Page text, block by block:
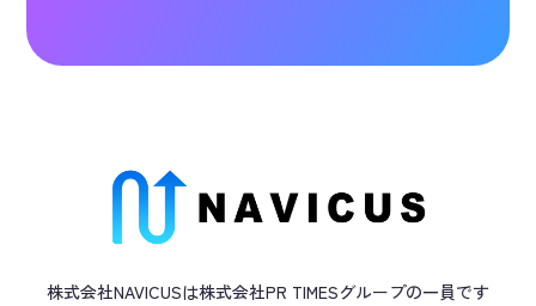
株式会社NAVICUSは株式会社PR TIMESグループの一員です